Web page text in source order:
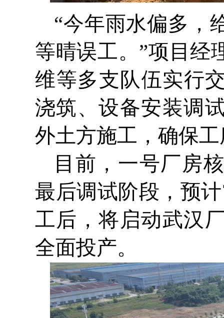
“今年雨水偏多，
等晴误工。”项目经
维等多支队伍实行
浇筑、设备安装调
外土方施工，确保
目前，一号厂房
最后调试阶段，预
工后，将启动武汉
全面投产。